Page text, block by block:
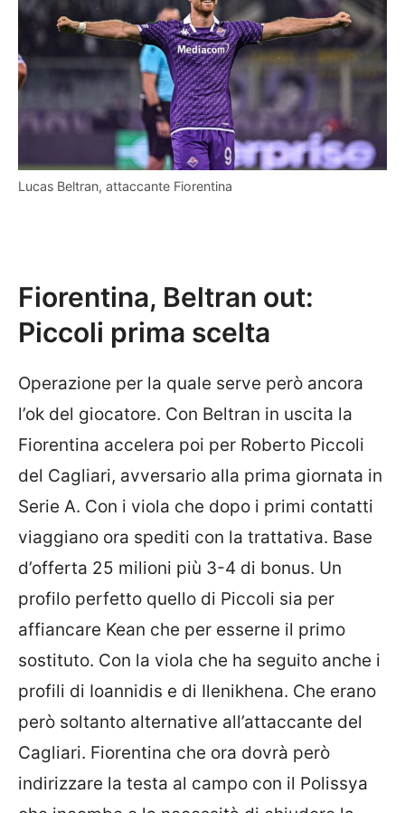
Lucas Beltran, attaccante Fiorentina
Fiorentina, Beltran out:
Piccoli prima scelta
Operazione per la quale serve però ancora
l’ok del giocatore. Con Beltran in uscita la
Fiorentina accelera poi per Roberto Piccoli
del Cagliari, avversario alla prima giornata in
Serie A. Con i viola che dopo i primi contatti
viaggiano ora spediti con la trattativa. Base
d’offerta 25 milioni più 3-4 di bonus. Un
profilo perfetto quello di Piccoli sia per
affiancare Kean che per esserne il primo
sostituto. Con la viola che ha seguito anche i
profili di Ioannidis e di Ilenikhena. Che erano
però soltanto alternative all’attaccante del
Cagliari. Fiorentina che ora dovrà però
indirizzare la testa al campo con il Polissya